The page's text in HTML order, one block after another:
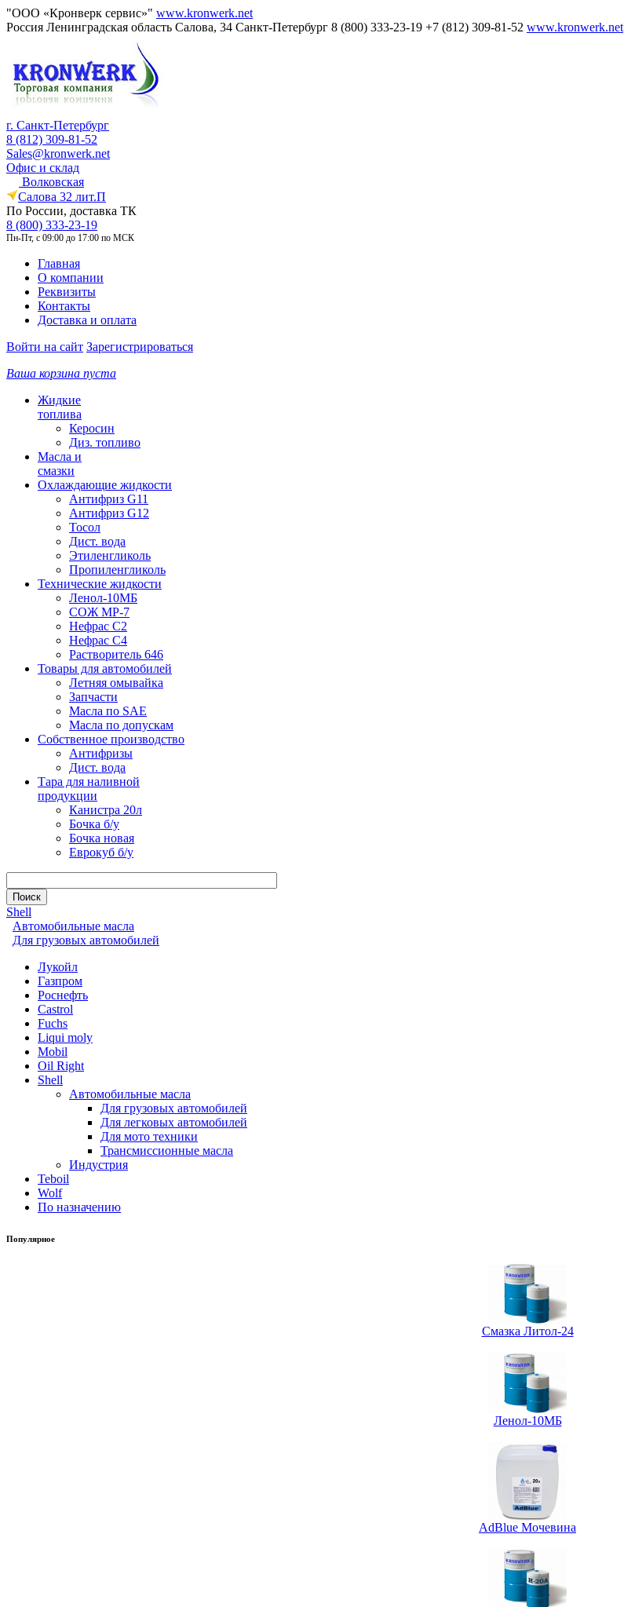
"ООО «Кронверк сервис»" www.kronwerk.net
Россия Ленинградская область Салова, 34 Санкт-Петербург 8 (800) 333-23-19 +7 (812) 309-81-52 www.kronwerk.net
г. Санкт-Петербург
8 (812) 309-81-52
Sales@kronwerk.net
Офис и склад
Волковская
Салова 32 лит.П
По России, доставка ТК
8 (800) 333-23-19
Пн-Пт, с 09:00 до 17:00 по МСК
Главная
О компании
Реквизиты
Контакты
Доставка и оплата
Войти на сайт Зарегистрироваться
Ваша корзина пуста
Жидкие
топлива
Керосин
Диз. топливо
Масла и
смазки
Охлаждающие жидкости
Антифриз G11
Антифриз G12
Тосол
Дист. вода
Этиленгликоль
Пропиленгликоль
Технические жидкости
Ленол-10МБ
СОЖ МР-7
Нефрас С2
Нефрас С4
Растворитель 646
Товары для автомобилей
Летняя омывайка
Запчасти
Масла по SAE
Масла по допускам
Собственное производство
Антифризы
Дист. вода
Тара для наливной
продукции
Канистра 20л
Бочка б/у
Бочка новая
Еврокуб б/у
Shell
Автомобильные масла
Для грузовых автомобилей
Лукойл
Газпром
Роснефть
Castrol
Fuchs
Liqui moly
Mobil
Oil Right
Shell
Автомобильные масла
Для грузовых автомобилей
Для легковых автомобилей
Для мото техники
Трансмиссионные масла
Индустрия
Teboil
Wolf
По назначению
Популярное
Смазка Литол-24
Ленол-10МБ
AdBlue Мочевина